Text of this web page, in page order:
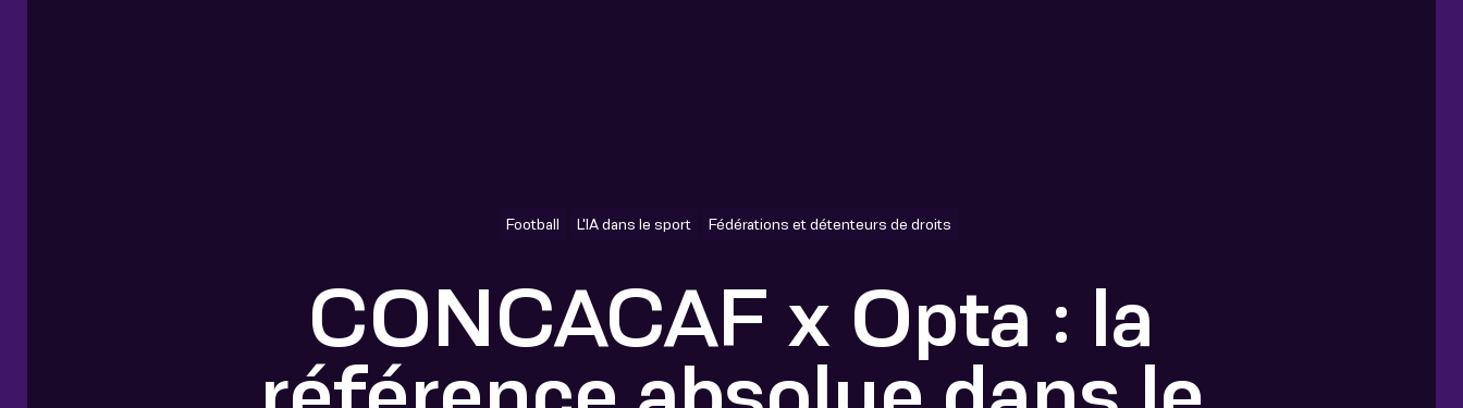
Football L'IA dans le sport Fédérations et détenteurs de droits
CONCACAF x Opta : la